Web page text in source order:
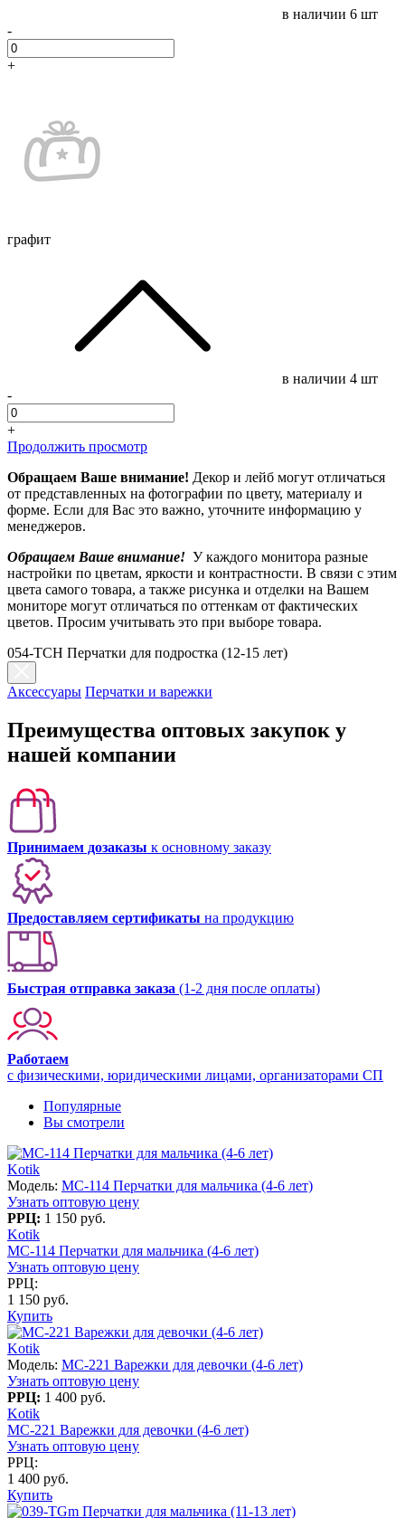
в наличии 6 шт
-
+
графит
в наличии 4 шт
-
+
Продолжить просмотр
Обращаем Ваше внимание! Декор и лейб могут отличаться
от представленных на фотографии по цвету, материалу и
форме. Если для Вас это важно, уточните информацию у
менеджеров.
Обращаем Ваше внимание! У каждого монитора разные
настройки по цветам, яркости и контрастности. В связи с этим
цвета самого товара, а также рисунка и отделки на Вашем
мониторе могут отличаться по оттенкам от фактических
цветов. Просим учитывать это при выборе товара.
054-TCH Перчатки для подростка (12-15 лет)
Аксессуары Перчатки и варежки
Преимущества оптовых закупок у
нашей компании
Принимаем дозаказы к основному заказу
Предоставляем сертификаты на продукцию
Быстрая отправка заказа (1-2 дня после оплаты)
Работаем
с физическими, юридическими лицами, организаторами СП
Популярные
Вы смотрели
Kotik
Модель: MC-114 Перчатки для мальчика (4-6 лет)
Узнать оптовую цену
РРЦ: 1 150 руб.
Kotik
MC-114 Перчатки для мальчика (4-6 лет)
Узнать оптовую цену
РРЦ:
1 150 руб.
Купить
Kotik
Модель: MC-221 Варежки для девочки (4-6 лет)
Узнать оптовую цену
РРЦ: 1 400 руб.
Kotik
MC-221 Варежки для девочки (4-6 лет)
Узнать оптовую цену
РРЦ:
1 400 руб.
Купить